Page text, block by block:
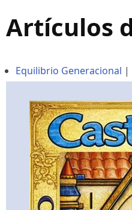
Artículos
Equilibrio Generacional |